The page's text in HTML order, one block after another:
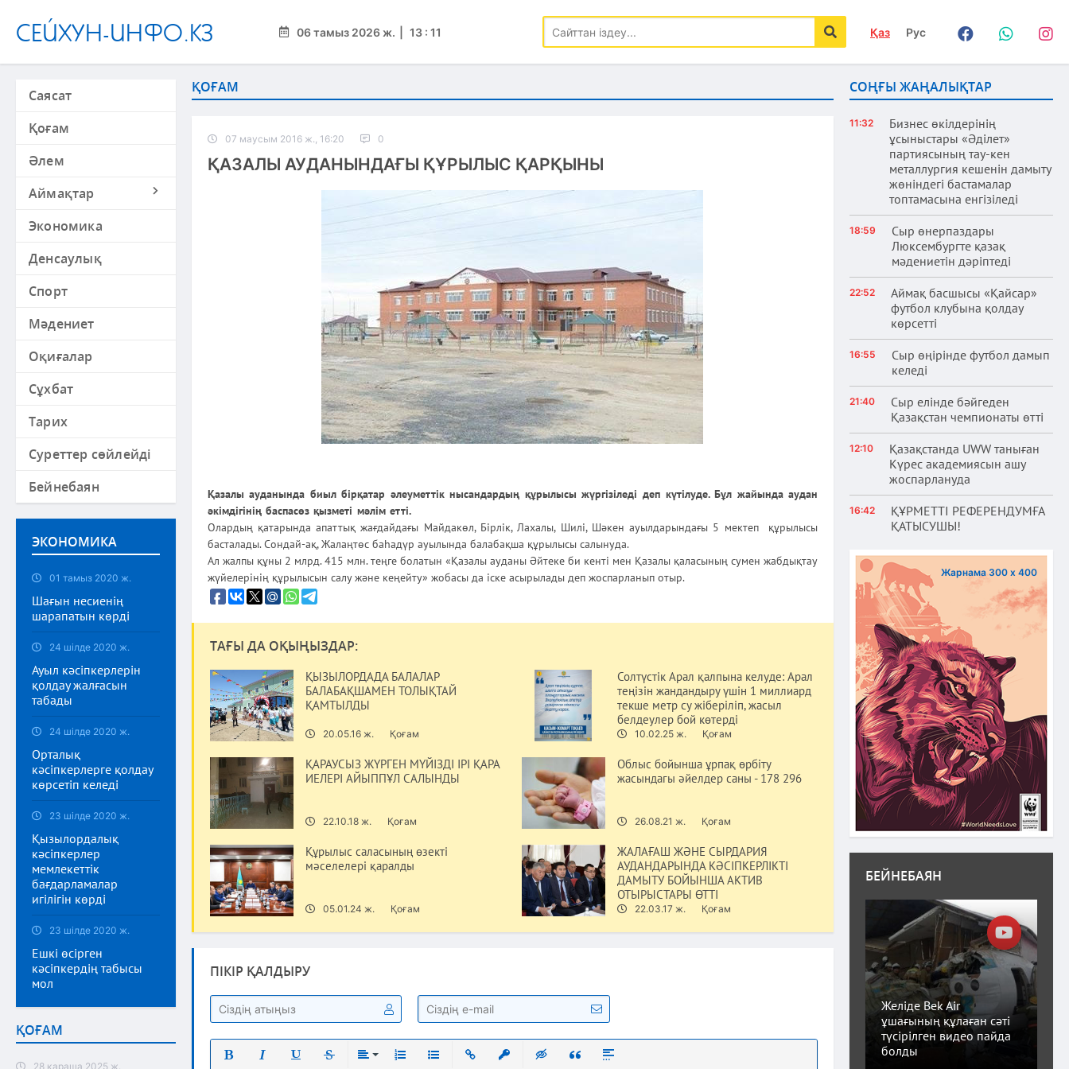
СЕЙХУН-ИНФО.КЗ 06 тамыз 2026 ж. 13 : 11
іздеу
Қаз
Рус
Саясат
Қоғам
Әлем
Аймақтар
Экономика
Денсаулық
Спорт
Мәдениет
Оқиғалар
Сұхбат
Тарих
Суреттер сөйлейді
Бейнебаян
ЭКОНОМИКА
01 тамыз 2020 ж.
Шағын несиенің
шарапатын көрді
24 шілде 2020 ж.
Ауыл кәсіпкерлерін
қолдау жалғасын
табады
24 шілде 2020 ж.
Орталық
кәсіпкерлерге қолдау
көрсетіп келеді
23 шілде 2020 ж.
Қызылордалық
кәсіпкерлер
мемлекеттік
бағдарламалар
игілігін көрді
23 шілде 2020 ж.
Ешкі өсірген
кәсіпкердің табысы
мол
ҚОҒАМ
28 қараша 2025 ж.
ҚОҒАМ
07 маусым 2016 ж., 16:20 0
ҚАЗАЛЫ АУДАНЫНДАҒЫ ҚҰРЫЛЫС ҚАРҚЫНЫ
Қазалы ауданында биыл бірқатар әлеуметтік нысандардың құрылысы жүргізіледі деп күтілуде. Бұл жайында аудан
әкімдігінің баспасөз қызметі мәлім етті.
Олардың қатарында апаттық жағдайдағы Майдакөл, Бірлік, Лахалы, Шилі, Шәкен ауылдарындағы 5 мектеп құрылысы
басталады. Сондай-ақ, Жалаңтөс баһадүр ауылында балабақша құрылысы салынуда.
Ал жалпы құны 2 млрд. 415 млн. теңге болатын «Қазалы ауданы Әйтеке би кенті мен Қазалы қаласының сумен жабдықтау
жүйелерінің құрылысын салу және кеңейту» жобасы да іске асырылады деп жоспарланып отыр.
ТАҒЫ ДА ОҚЫҢЫЗДАР:
ҚЫЗЫЛОРДАДА БАЛАЛАР
БАЛАБАҚШАМЕН ТОЛЫҚТАЙ
ҚАМТЫЛДЫ
20.05.16 ж. Қоғам
Солтүстік Арал қалпына келуде: Арал
теңізін жандандыру үшін 1 миллиард
текше метр су жіберіліп, жасыл
белдеулер бой көтерді
10.02.25 ж. Қоғам
ҚАРАУСЫЗ ЖҮРГЕН МҮЙІЗДІ ІРІ ҚАРА
ИЕЛЕРІ АЙЫППҰЛ САЛЫНДЫ
22.10.18 ж. Қоғам
Облыс бойынша ұрпақ өрбіту
жасындагы әйелдер саны - 178 296
26.08.21 ж. Қоғам
Құрылыс саласының өзекті
мәселелері қаралды
05.01.24 ж. Қоғам
ЖАЛАҒАШ ЖӘНЕ СЫРДАРИЯ
АУДАНДАРЫНДА КӘСІПКЕРЛІКТІ
ДАМЫТУ БОЙЫНША АКТИВ
ОТЫРЫСТАРЫ ӨТТІ
22.03.17 ж. Қоғам
ПІКІР ҚАЛДЫРУ
СОҢҒЫ ЖАҢАЛЫҚТАР
11:32
Бизнес өкілдерінің
ұсыныстары «Әділет»
партиясының тау-кен
металлургия кешенін дамыту
жөніндегі бастамалар
топтамасына енгізіледі
18:59
Сыр өнерпаздары
Люксембургте қазақ
мәдениетін дәріптеді
22:52
Аймақ басшысы «Қайсар»
футбол клубына қолдау
көрсетті
16:55
Сыр өңірінде футбол дамып
келеді
21:40
Сыр елінде бәйгеден
Қазақстан чемпионаты өтті
12:10
Қазақстанда UWW таныған
Күрес академиясын ашу
жоспарлануда
16:42
ҚҰРМЕТТІ РЕФЕРЕНДУМҒА
ҚАТЫСУШЫ!
Жарнама 300 х 400
БЕЙНЕБАЯН
Желіде Bek Air
ұшағының құлаған сәті
түсірілген видео пайда
болды